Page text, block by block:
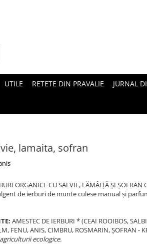
UTILE RETETE DIN PRAVALIE JURNAL
lamaita, sofran
ORGANICE CU SALVIE, LĂMÂIȚĂ ȘI ȘOFRAN
de ierburi de munte culese manual și
AMESTEC DE IERBURI * (CEAI ROOIBOS,
FENU, ANIS, CIMBRU, ROSMARIN, ȘOFRAN -
ecologice.